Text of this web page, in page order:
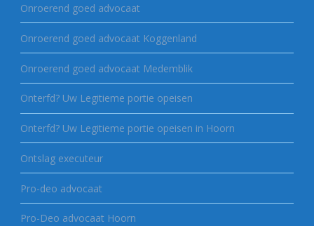
Onroerend goed advocaat
Onroerend goed advocaat Koggenland
Onroerend goed advocaat Medemblik
Onterfd? Uw Legitieme portie opeisen
Onterfd? Uw Legitieme portie opeisen in Hoorn
Ontslag executeur
Pro-deo advocaat
Pro-Deo advocaat Hoorn